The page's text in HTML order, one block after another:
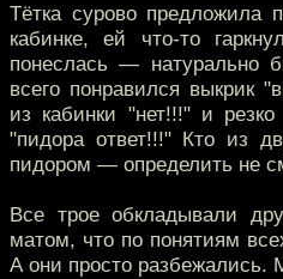
Тётка сурово предложила
кабинке, ей что-то
понеслась — натурально
всего понравился выкрик
из кабинки "нет!!!" и
"пидора ответ!!!" Кто из
пидором — определить не
Все трое обкладывали
матом, что по понятиям
А они просто разбежались.